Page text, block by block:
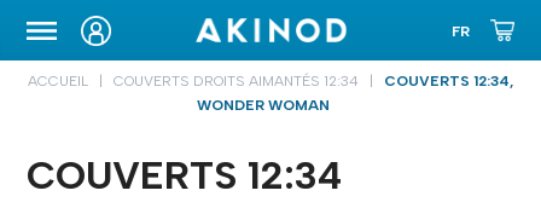
ETUIS DE TRANSPORT
ACCUEIL COUVERTS DROITS AIMANTÉS 12:34
COUVERTS 12:34,
WONDER WOMAN
COUVERTS 12:34